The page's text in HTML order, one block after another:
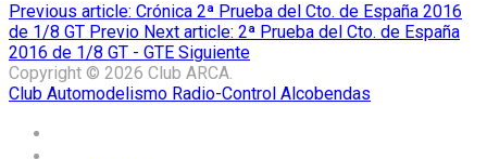
Previous article: Crónica 2ª Prueba del Cto. de España 2016
de 1/8 GT Previo Next article: 2ª Prueba del Cto. de España
2016 de 1/8 GT - GTE Siguiente
Copyright © 2026 Club ARCA.
Club Automodelismo Radio-Control Alcobendas